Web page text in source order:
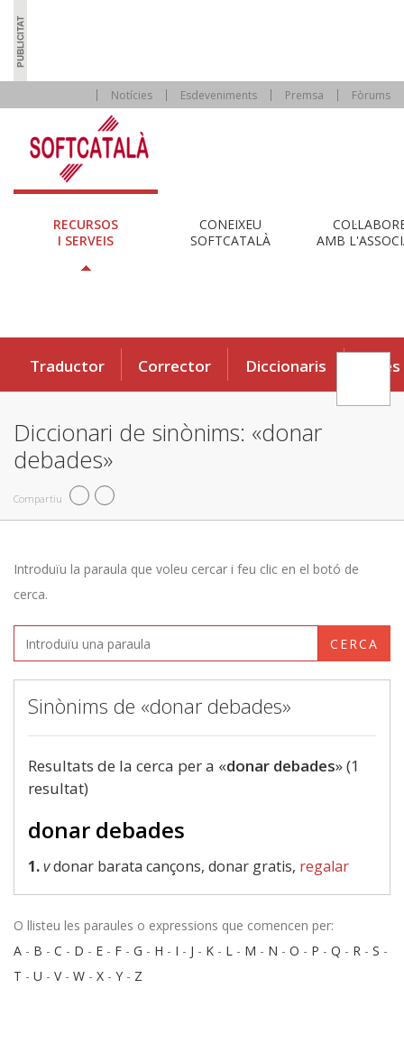
Notícies Esdeveniments Premsa Fòrums
RECURSOS
I SERVEIS
CONEIXEU
SOFTCATALÀ
AMB
Traductor Corrector Diccionaris Eines
Diccionari de sinònims: «donar
debades»
Compartiu
Introduïu la paraula que voleu cercar i feu clic en el botó de
cerca.
CERCA
Sinònims de «donar debades»
Resultats de la cerca per a «donar debades» (1
resultat)
donar debades
1.vdonar barata cançons, donar gratis, regalar
O llisteu les paraules o expressions que comencen per:
A - B - C - D - E - F - G - H - I - J - K - L - M - N - O - P - Q - R - S -
T - U - V- W - X - Y - Z